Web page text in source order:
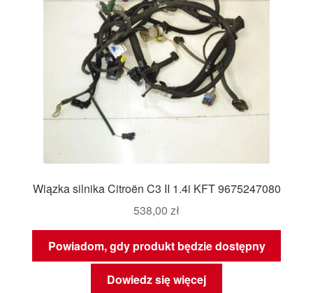
Wiązka silnika Citroën C3 II 1.4i KFT 9675247080
538,00 zł
Powiadom, gdy produkt będzie dostępny
Dowiedz się więcej